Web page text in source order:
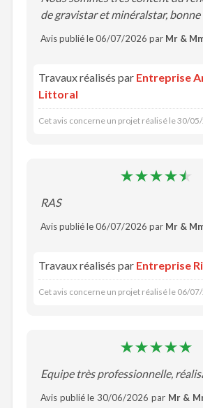
de gravistar et minéralstar, bonne
Avis publié le 06/07/2026 par Mr &
Travaux réalisés par Entreprise
Littoral
Cet avis concerne un projet réalisé le 30/
RAS
Avis publié le 06/07/2026 par Mr &
Travaux réalisés par Entreprise
Cet avis concerne un projet réalisé le 06/
Equipe très professionnelle,
Avis publié le 30/06/2026 par Mr &